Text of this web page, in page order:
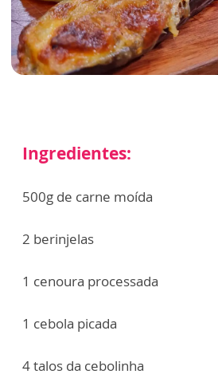
Ingredientes:
500g de carne moída
2 berinjelas
1 cenoura processada
1 cebola picada
4 talos da cebolinha